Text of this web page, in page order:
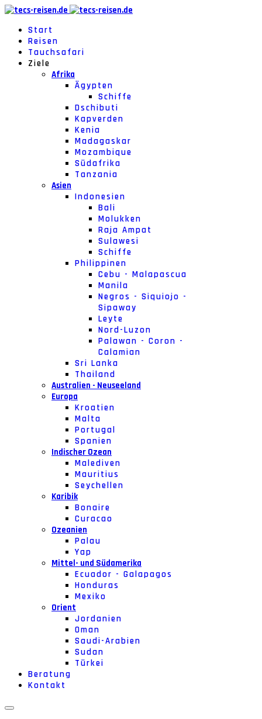
Start
Reisen
Tauchsafari
Ziele
Afrika
Ägypten
Schiffe
Dschibuti
Kapverden
Kenia
Madagaskar
Mozambique
Südafrika
Tanzania
Asien
Indonesien
Bali
Molukken
Raja Ampat
Sulawesi
Schiffe
Philippinen
Cebu - Malapascua
Manila
Negros - Siquiojo -
Sipaway
Leyte
Nord-Luzon
Palawan - Coron -
Calamian
Sri Lanka
Thailand
Australien - Neuseeland
Europa
Kroatien
Malta
Portugal
Spanien
Indischer Ozean
Malediven
Mauritius
Seychellen
Karibik
Bonaire
Curacao
Ozeanien
Palau
Yap
Mittel- und Südamerika
Ecuador - Galapagos
Honduras
Mexiko
Orient
Jordanien
Oman
Saudi-Arabien
Sudan
Türkei
Beratung
Kontakt